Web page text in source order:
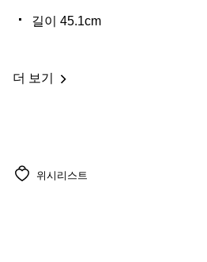
길이 45.1cm
더 보기
위시리스트